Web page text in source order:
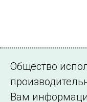
Общество
Вам